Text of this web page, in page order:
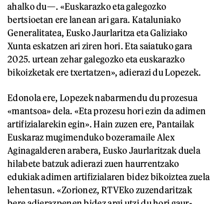
ahalko du—. «Euskarazko eta galegozko
bertsioetan ere lanean ari gara. Kataluniako
Generalitatea, Eusko Jaurlaritza eta Galiziako
Xunta eskatzen ari ziren hori. Eta saiatuko gara
2025. urtean zehar galegozko eta euskarazko
bikoizketak ere txertatzen», adierazi du Lopezek.
Edonola ere, Lopezek nabarmendu du prozesua
«mantsoa» dela. «Eta prozesu hori ezin da adimen
artifizialarekin egin». Hain zuzen ere, Pantailak
Euskaraz mugimenduko bozeramaile Alex
Aginagalderen arabera, Eusko Jaurlaritzak duela
hilabete batzuk adierazi zuen haurrentzako
edukiak adimen artifizialaren bidez bikoiztea zuela
lehentasun. «Zorionez, RTVEko zuzendaritzak